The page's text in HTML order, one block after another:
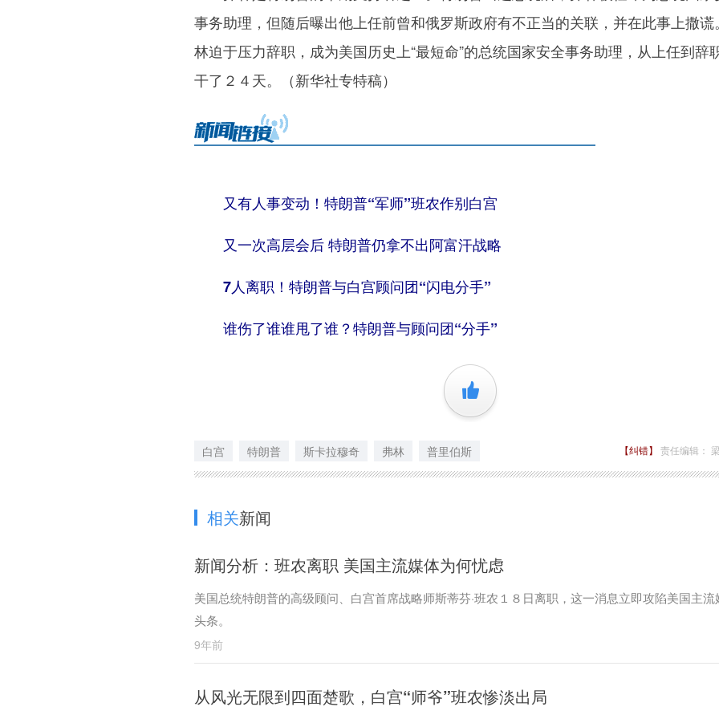
事务助理，但随后曝出他上任前曾和俄罗斯政府有不正当的关联，并在此事上撒谎
林迫于压力辞职，成为美国历史上“最短命”的总统国家安全事务助理，从上任到辞
干了２４天。（新华社专特稿）
又有人事变动！特朗普“军师”班农作别白宫
又一次高层会后 特朗普仍拿不出阿富汗战略
7人离职！特朗普与白宫顾问团“闪电分手”
谁伤了谁谁甩了谁？特朗普与顾问团“分手”
+1
白宫 特朗普 斯卡拉穆奇 弗林 普里伯斯 【纠错】 责任编辑：
相关新闻
新闻分析：班农离职 美国主流媒体为何忧虑
美国总统特朗普的高级顾问、白宫首席战略师斯蒂芬·班农１８日离职，这一消息立即攻陷美国主流
头条。
9年前
从风光无限到四面楚歌，白宫“师爷”班农惨淡出局